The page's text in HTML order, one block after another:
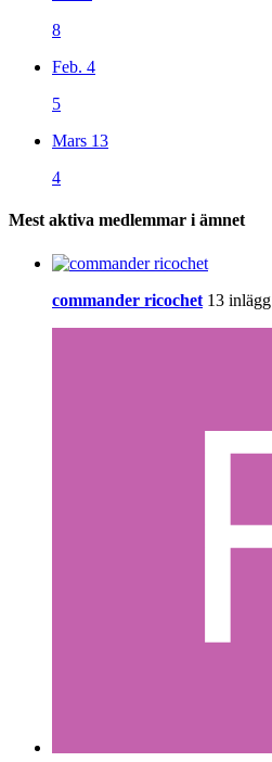
8
Feb. 4
5
Mars 13
4
Mest aktiva medlemmar i ämnet
commander ricochet 13 inlägg